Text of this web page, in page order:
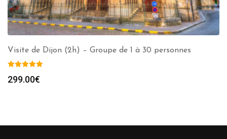
Visite de Dijon (2h) – Groupe de 1 à 30 personnes
299.00€